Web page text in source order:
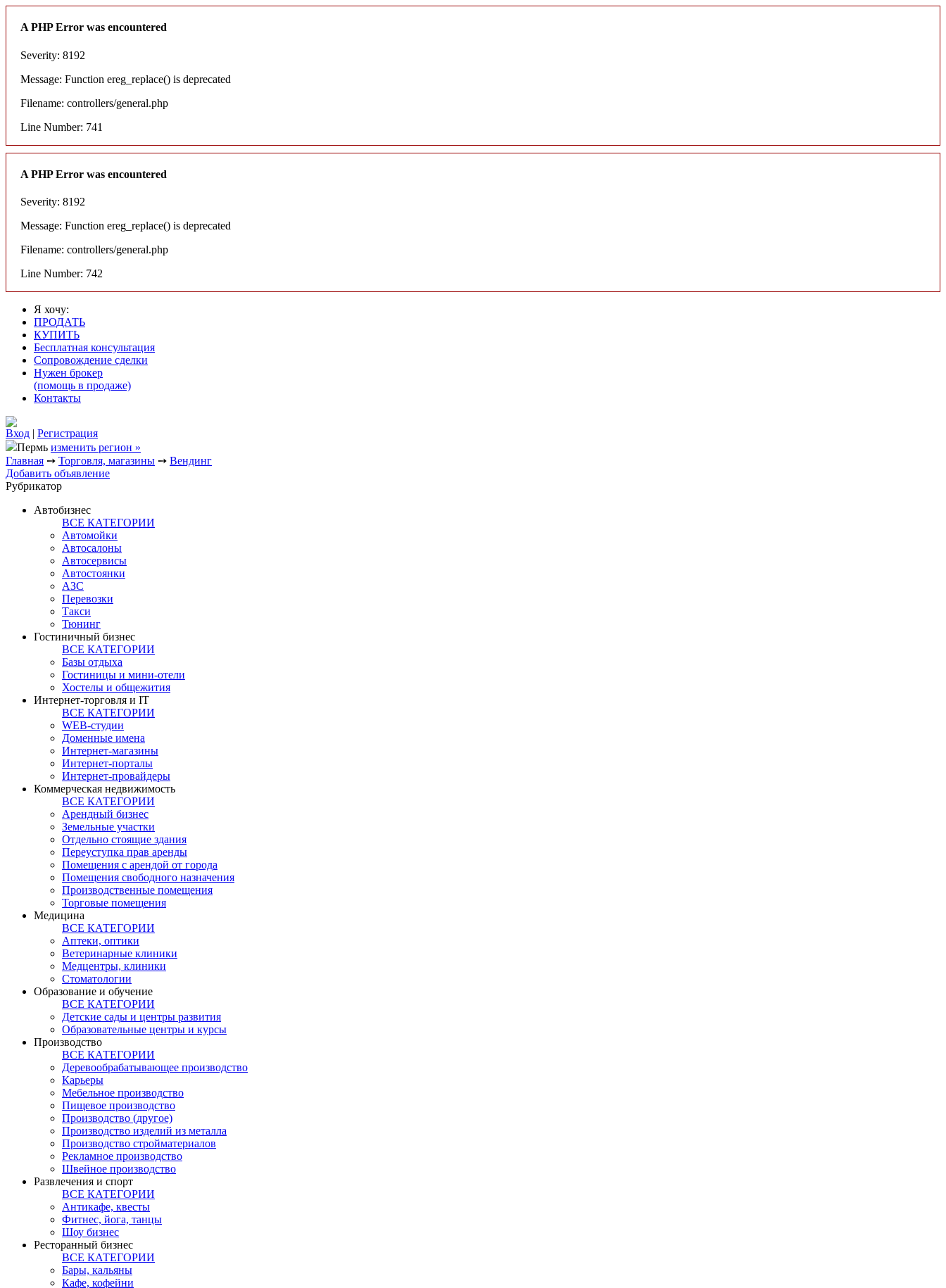
A PHP Error was encountered
Severity: 8192
Message: Function ereg_replace() is deprecated
Filename: controllers/general.php
Line Number: 741
A PHP Error was encountered
Severity: 8192
Message: Function ereg_replace() is deprecated
Filename: controllers/general.php
Line Number: 742
Я хочу:
ПРОДАТЬ
КУПИТЬ
Бесплатная консультация
Сопровождение сделки
Нужен брокер
(помощь в продаже)
Контакты
Вход | Регистрация
Пермь изменить регион »
Главная ➙ Торговля, магазины ➙ Вендинг
Добавить объявление
Рубрикатор
Автобизнес
ВСЕ КАТЕГОРИИ
Автомойки
Автосалоны
Автосервисы
Автостоянки
АЗС
Перевозки
Такси
Тюнинг
Гостиничный бизнес
ВСЕ КАТЕГОРИИ
Базы отдыха
Гостиницы и мини-отели
Хостелы и общежития
Интернет-торговля и IT
ВСЕ КАТЕГОРИИ
WEB-студии
Доменные имена
Интернет-магазины
Интернет-порталы
Интернет-провайдеры
Коммерческая недвижимость
ВСЕ КАТЕГОРИИ
Арендный бизнес
Земельные участки
Отдельно стоящие здания
Переуступка прав аренды
Помещения с арендой от города
Помещения свободного назначения
Производственные помещения
Торговые помещения
Медицина
ВСЕ КАТЕГОРИИ
Аптеки, оптики
Ветеринарные клиники
Медцентры, клиники
Стоматологии
Образование и обучение
ВСЕ КАТЕГОРИИ
Детские сады и центры развития
Образовательные центры и курсы
Производство
ВСЕ КАТЕГОРИИ
Деревообрабатывающее производство
Карьеры
Мебельное производство
Пищевое производство
Производство (другое)
Производство изделий из металла
Производство стройматериалов
Рекламное производство
Швейное производство
Развлечения и спорт
ВСЕ КАТЕГОРИИ
Антикафе, квесты
Фитнес, йога, танцы
Шоу бизнес
Ресторанный бизнес
ВСЕ КАТЕГОРИИ
Бары, кальяны
Кафе, кофейни